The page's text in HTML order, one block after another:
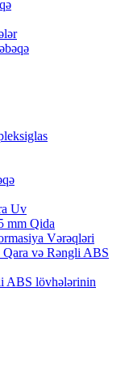
Uv
mm Qida
Vərəqləri
Qara və Rəngli ABS
ABS lövhələrinin